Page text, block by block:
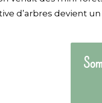
d’arbres devient